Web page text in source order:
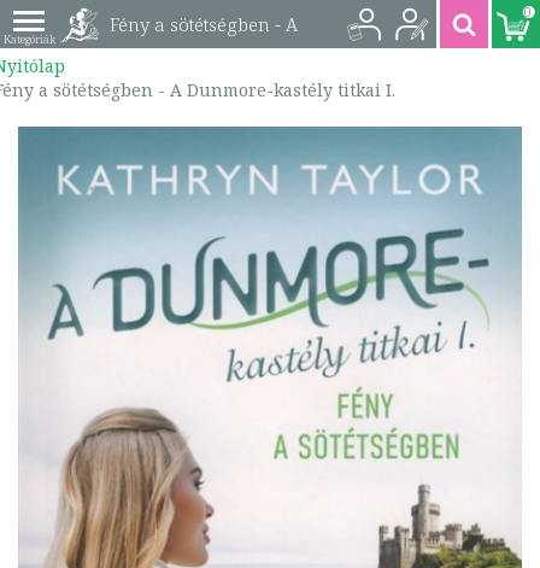
Fény a sötétségben - A
titkai I. |
9789630999892
0
a sötétségben - A Dunmore-kastély titkai I.